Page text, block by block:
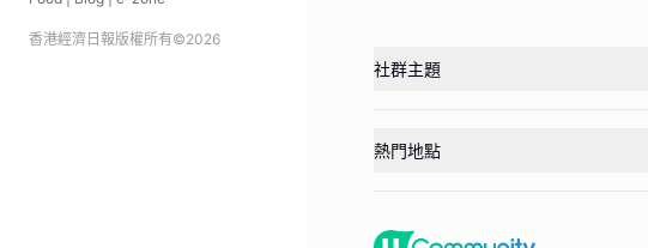
香港經濟日報版權所有©2026
社群主題
熱門地點